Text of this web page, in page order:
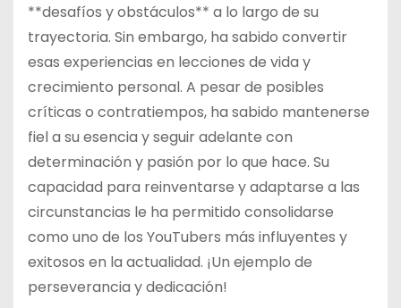
**desafíos y obstáculos** a lo largo de su
trayectoria. Sin embargo, ha sabido convertir
esas experiencias en lecciones de vida y
crecimiento personal. A pesar de posibles
críticas o contratiempos, ha sabido mantenerse
fiel a su esencia y seguir adelante con
determinación y pasión por lo que hace. Su
capacidad para reinventarse y adaptarse a las
circunstancias le ha permitido consolidarse
como uno de los YouTubers más influyentes y
exitosos en la actualidad. ¡Un ejemplo de
perseverancia y dedicación!